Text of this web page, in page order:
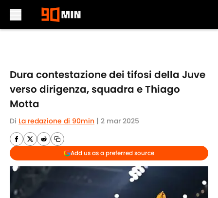
Dura contestazione dei tifosi della Juve
verso dirigenza, squadra e Thiago
Motta
Di La redazione di 90min | 2 mar 2025
Add us as a preferred source